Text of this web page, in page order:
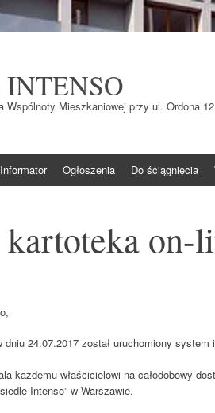
INTENSO
Wspólnoty Mieszkaniowej przy ul. Ordona 12
Informator Ogłoszenia Do ściągnięcia
on-
dniu 24.07.2017 został uruchomiony
każdemu właścicielowi na całodobowy
Intenso” w Warszawie.